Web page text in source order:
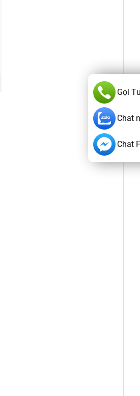
Gọi
Chat
Chat